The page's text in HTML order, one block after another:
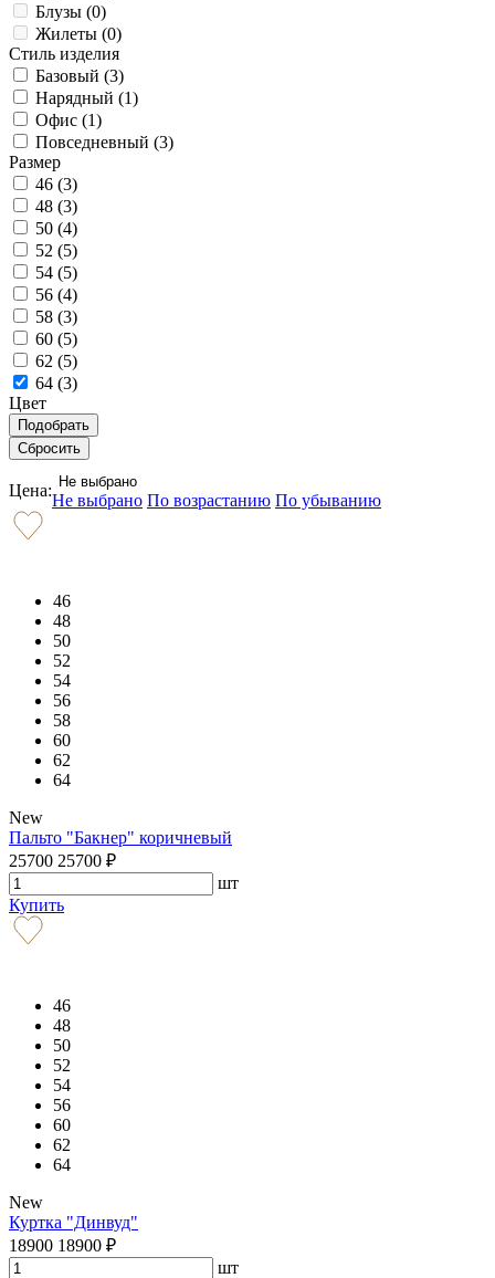
Блузы (0)
Жилеты (0)
Стиль изделия
Базовый (3)
Нарядный (1)
Офис (1)
Повседневный (3)
Размер
46 (3)
48 (3)
50 (4)
52 (5)
54 (5)
56 (4)
58 (3)
60 (5)
62 (5)
64 (3)
Цвет
Цена: Не выбрано
Не выбрано По возрастанию По убыванию
46
48
50
52
54
56
58
60
62
64
New
Пальто "Бакнер" коричневый
25700 25700 ₽
шт
Купить
46
48
50
52
54
56
60
62
64
New
Куртка "Динвуд"
18900 18900 ₽
шт